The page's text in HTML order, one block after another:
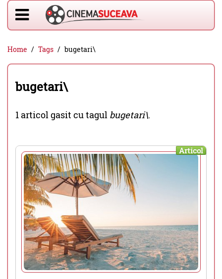
Home Tags bugetari\
bugetari\
1 articol gasit cu tagul bugetari\.
Articol